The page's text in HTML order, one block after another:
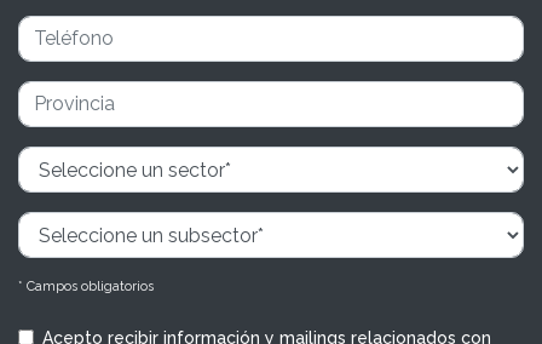
* Campos obligatorios
Acepto recibir información y mailings relacionados con